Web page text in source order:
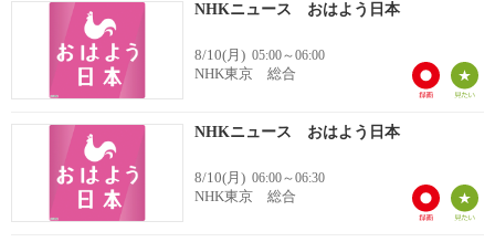
NHKニュース おはよう日本
8/10(月) 05:00～06:00
NHK東京 総合
NHKニュース おはよう日本
8/10(月) 06:00～06:30
NHK東京 総合